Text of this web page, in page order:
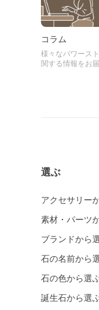
コラム
様々なパワース
関する情報をお
選ぶ
アクセサリー
素材・パーツ
ブランドから
石の名前から
石の色から選
誕生石から選